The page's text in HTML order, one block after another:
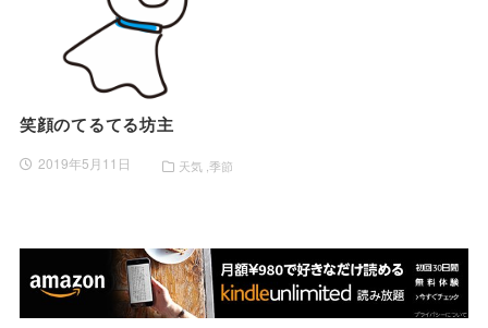
笑顔のてるてる坊主
2019年5月11日 天気 季節